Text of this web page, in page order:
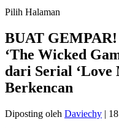
Pilih Halaman
BUAT
‘The Wicked
dari Serial ‘Love
Berkencan
Diposting oleh Daviechy |